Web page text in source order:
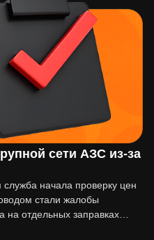
сети АЗС из-за
начала проверку цен
стали жалобы
на отдельных заправках